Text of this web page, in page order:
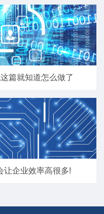
篇就知道怎么做了
让企业效率高很多!